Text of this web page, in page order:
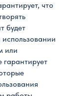
что
будет
или